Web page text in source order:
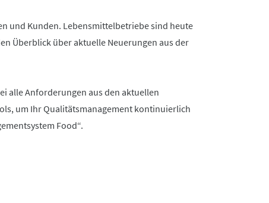
und Kunden. Lebensmittelbetriebe sind heute
Überblick über aktuelle Neuerungen aus der
alle Anforderungen aus den aktuellen
um Ihr Qualitätsmanagement kontinuierlich
Food“.